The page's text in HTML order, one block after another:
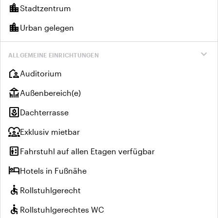
location_cityStadtzentrum
location_city Urban gelegen
expand_more
ALLGEMEINE EINRICHTUNGEN
location_awayAuditorium
deckAußenbereich(e)
yardDachterrasse
diversity_1Exklusiv mietbar
elevator Fahrstuhl auf allen Etagen verfügbar
hotelHotels in Fußnähe
accessible Rollstuhlgerecht
accessible Rollstuhlgerechtes WC